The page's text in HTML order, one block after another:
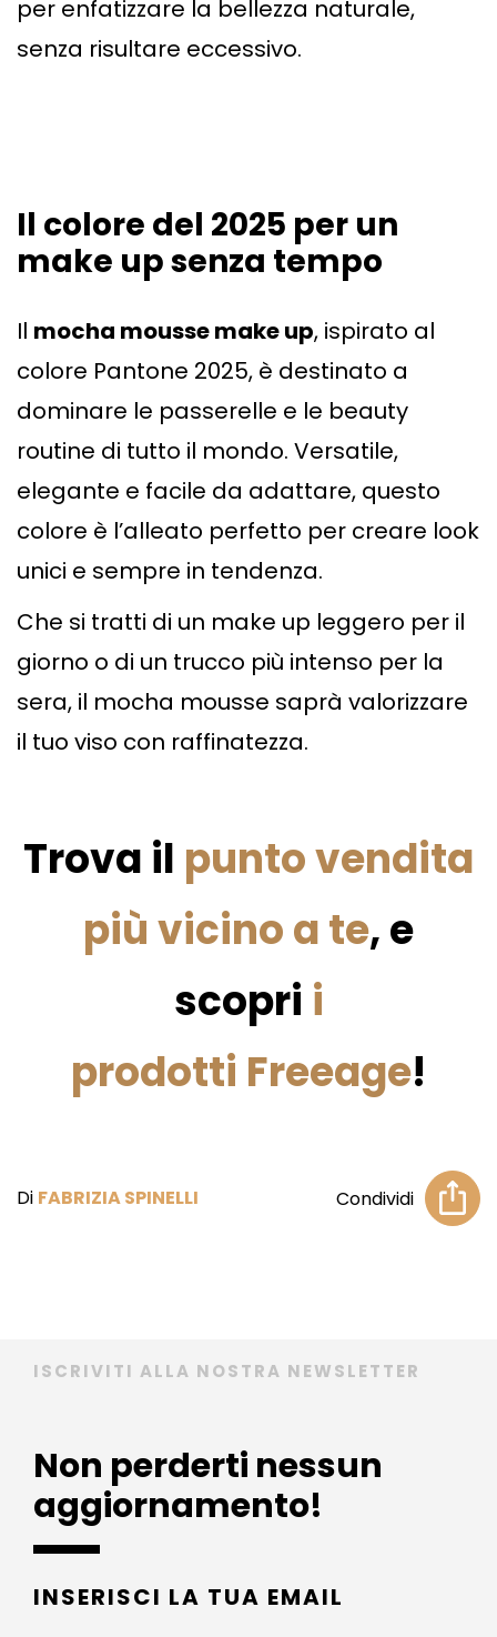
per enfatizzare la bellezza naturale,
senza risultare eccessivo.
Il colore del 2025 per un
make up senza tempo
Il mocha mousse make up, ispirato al
colore Pantone 2025, è destinato a
dominare le passerelle e le beauty
routine di tutto il mondo. Versatile,
elegante e facile da adattare, questo
colore è l’alleato perfetto per creare look
unici e sempre in tendenza.
Che si tratti di un make up leggero per il
giorno o di un trucco più intenso per la
sera, il mocha mousse saprà valorizzare
il tuo viso con raffinatezza.
Trova il punto vendita
più vicino a te, e
scopri i
prodotti Freeage!
Di FABRIZIA SPINELLI Condividi
ISCRIVITI ALLA NOSTRA NEWSLETTER
Non perderti nessun
aggiornamento!
INSERISCI LA TUA EMAIL